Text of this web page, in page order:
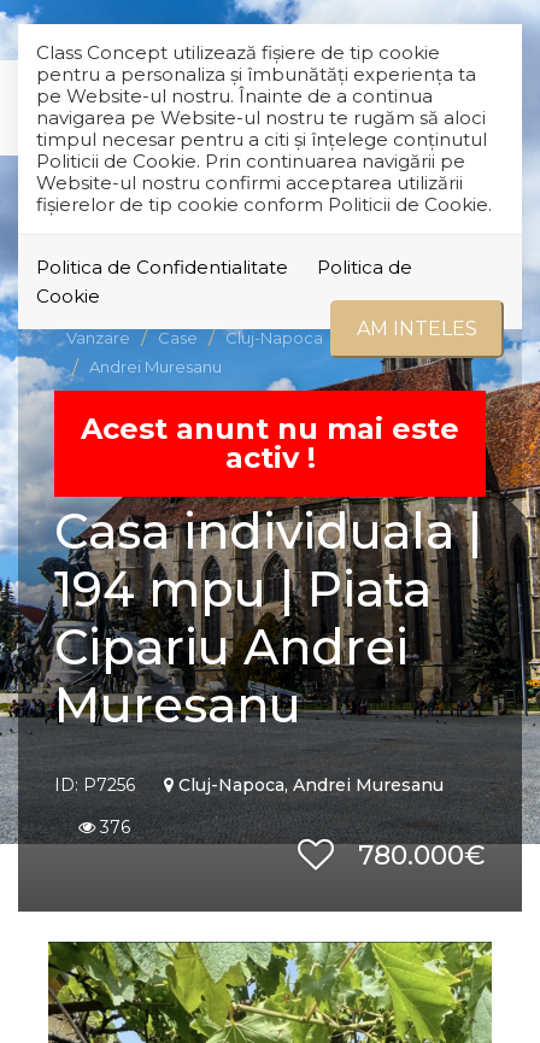
Class Concept utilizează fişiere de tip cookie
pentru a personaliza și îmbunătăți experiența ta
pe Website-ul nostru. Înainte de a continua
navigarea pe Website-ul nostru te rugăm să aloci
timpul necesar pentru a citi și înțelege conținutul
Politicii de Cookie. Prin continuarea navigării pe
Website-ul nostru confirmi acceptarea utilizării
fişierelor de tip cookie conform Politicii de Cookie.
Politica de Confidentialitate
Politica de
Cookie
AM INTELES
Vanzare Case
Cluj-Napoca
Andrei Muresanu
Acest anunt nu mai este
activ !
Casa individuala |
194 mpu | Piata
Cipariu Andrei
Muresanu
ID: P7256
Cluj-Napoca, Andrei Muresanu
376
780.000€